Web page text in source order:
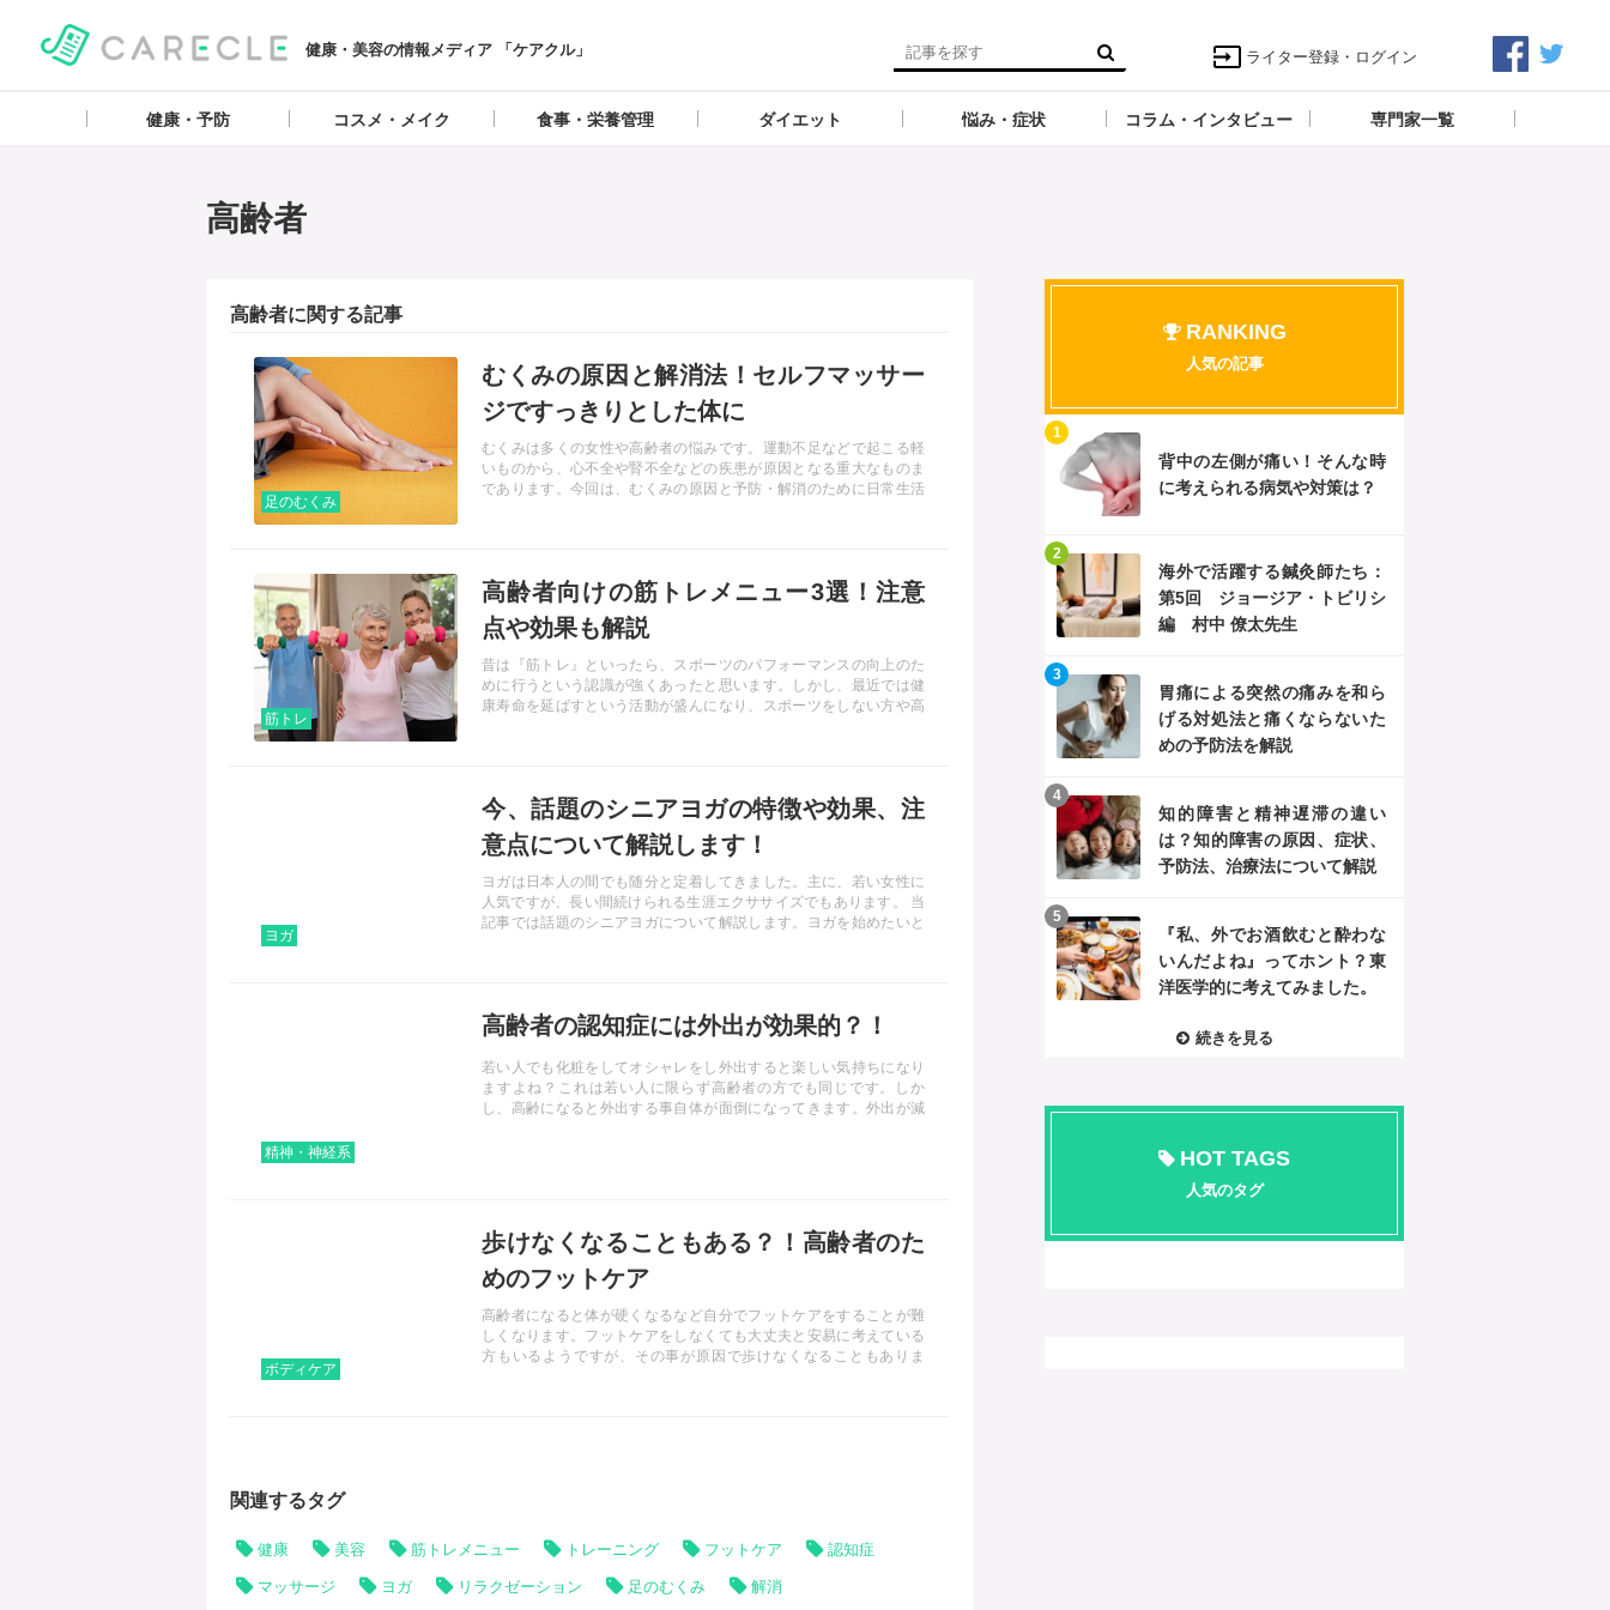
健康・美容の情報メディア 「ケアクル」 ライター登録・ログイン
健康・予防 コスメ・メイク 食事・栄養管理 ダイエット 悩み・症状 コラム・インタビュー 専門家一覧
高齢者
高齢者に関する記事
むくみの原因と解消法！セルフマッサー
ジですっきりとした体に
むくみは多くの女性や高齢者の悩みです。運動不足などで起こる軽
いものから、心不全や腎不全などの疾患が原因となる重大なものま
であります。今回は、むくみの原因と予防・解消のために日常生活
足のむくみ
高齢者向けの筋トレメニュー3選！注意
点や効果も解説
昔は『筋トレ』といったら、スポーツのパフォーマンスの向上のた
めに行うという認識が強くあったと思います。しかし、最近では健
康寿命を延ばすという活動が盛んになり、スポーツをしない方や高
筋トレ
今、話題のシニアヨガの特徴や効果、注
意点について解説します！
ヨガは日本人の間でも随分と定着してきました。主に、若い女性に
人気ですが、長い間続けられる生涯エクササイズでもあります。 当
記事では話題のシニアヨガについて解説します。ヨガを始めたいと
ヨガ
高齢者の認知症には外出が効果的？！
若い人でも化粧をしてオシャレをし外出すると楽しい気持ちになり
ますよね？これは若い人に限らず高齢者の方でも同じです。しか
し、高齢になると外出する事自体が面倒になってきます。外出が減
精神・神経系
歩けなくなることもある？！高齢者のた
めのフットケア
高齢者になると体が硬くなるなど自分でフットケアをすることが難
しくなります。フットケアをしなくても大丈夫と安易に考えている
方もいるようですが、その事が原因で歩けなくなることもありま
ボディケア
関連するタグ
健康 美容 筋トレメニュー トレーニング フットケア 認知症
マッサージ ヨガ リラクゼーション 足のむくみ 解消
RANKING
人気の記事
背中の左側が痛い！そんな時
に考えられる病気や対策は？
1
海外で活躍する鍼灸師たち：
第5回 ジョージア・トビリシ
編 村中 僚太先生
2
胃痛による突然の痛みを和ら
げる対処法と痛くならないた
めの予防法を解説
3
知的障害と精神遅滞の違い
は？知的障害の原因、症状、
予防法、治療法について解説
4
『私、外でお酒飲むと酔わな
いんだよね』ってホント？東
洋医学的に考えてみました。
5
続きを見る
HOT TAGS
人気のタグ